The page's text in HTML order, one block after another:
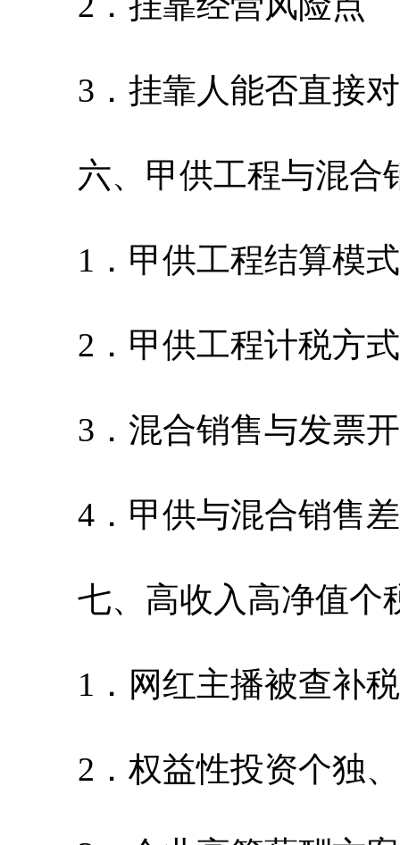
3．挂靠人能否直接对
六、甲供工程与混合
1．甲供工程结算模式
2．甲供工程计税方式
3．混合销售与发票
4．甲供与混合销售
七、高收入高净值个
1．网红主播被查补税
2．权益性投资个独、